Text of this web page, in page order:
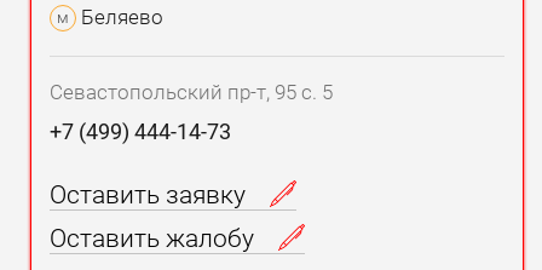
м Беляево
Севастопольский пр-т, 95 с. 5
+7 (499) 444-14-73
Оставить заявку
Оставить жалобу